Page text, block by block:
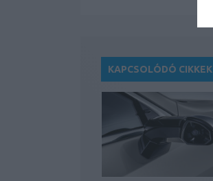
KAPCSOLÓDÓ CIKKEK